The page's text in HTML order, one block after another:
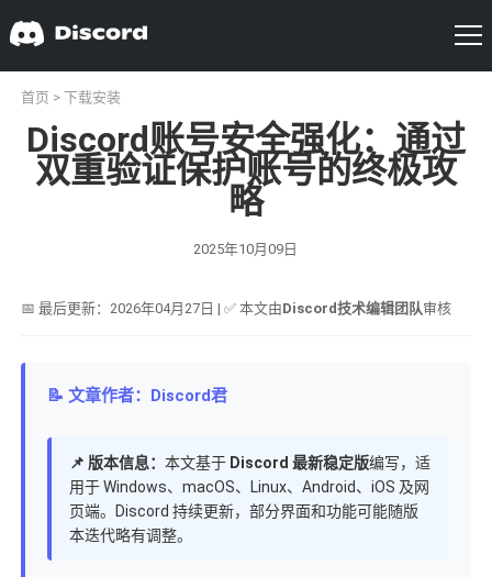
首页 > 下载安装
Discord账号安全强化：通过
双重验证保护账号的终极攻
略
2025年10月09日
📅 最后更新：2026年04月27日 | ✅ 本文由Discord技术编辑团队审核
📝 文章作者：Discord君
📌 版本信息： 本文基于 Discord 最新稳定版编写，适
用于 Windows、macOS、Linux、Android、iOS 及网
页端。Discord 持续更新，部分界面和功能可能随版
本迭代略有调整。